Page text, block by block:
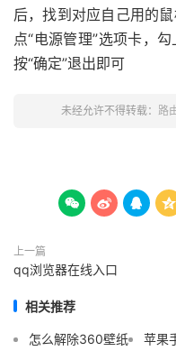
后，找到对应自己用的鼠
点“电源管理”选项卡，
按“确定”退出即可
未经允许不得转载： 路
   
上一篇
qq浏览器在线入口
相关推荐
怎么解除360壁纸 苹果